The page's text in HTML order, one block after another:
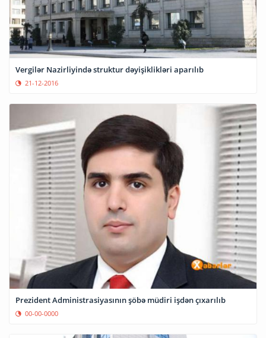
Vergilər Nazirliyində struktur dəyişiklikləri aparılıb
21-12-2016
Prezident Administrasiyasının şöbə müdiri işdən çıxarılıb
00-00-0000